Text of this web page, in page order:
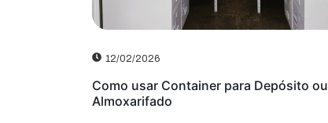
12/02/2026
Como usar Container para Depósito ou
Almoxarifado